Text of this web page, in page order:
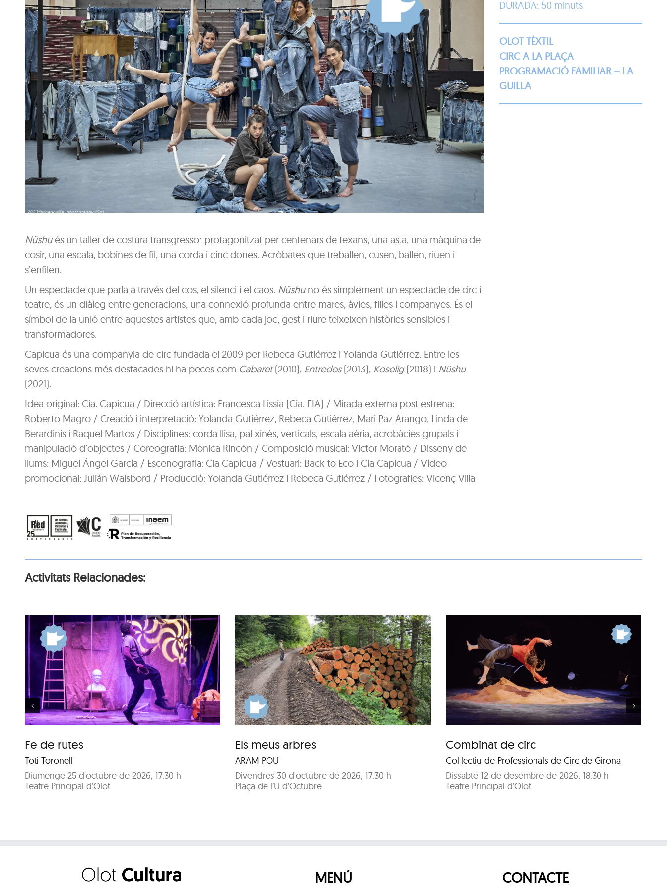
Nüshués un taller de costura transgressor protagonitzat per centenars de texans, una asta, una màquina de
cosir, una escala, bobines de fil, una corda i cinc dones. Acròbates que treballen, cusen, ballen, riuen i
s’enfilen.
Un espectacle que parla a través del cos, el silenci i el caos. Nüshuno és simplement un espectacle de circ i
teatre, és un diàleg entre generacions, una connexió profunda entre mares, àvies, filles i companyes. És el
símbol de la unió entre aquestes artistes que, amb cada joc, gest i riure teixeixen històries sensibles i
transformadores.
Capicua és una companyia de circ fundada el 2009 per Rebeca Gutiérrez i Yolanda Gutiérrez. Entre les
seves creacions més destacades hi ha peces com Cabaret(2010), Entredos(2013), Koselig(2018) i Nüshu
(2021).
Idea original: Cia. Capicua / Direcció artística: Francesca Lissia (Cia. EIA) / Mirada externa post estrena:
Roberto Magro / Creació i interpretació: Yolanda Gutiérrez, Rebeca Gutiérrez, Mari Paz Arango, Linda de
Berardinis i Raquel Martos / Disciplines: corda llisa, pal xinès, verticals, escala aèria, acrobàcies grupals i
manipulació d’objectes / Coreografia: Mònica Rincón / Composició musical: Víctor Morató / Disseny de
llums: Miguel Ángel García / Escenografia: Cia Capicua / Vestuari: Back to Eco i Cia Capicua / Vídeo
promocional: Julián Waisbord / Producció: Yolanda Gutiérrez i Rebeca Gutiérrez / Fotografies: Vicenç Villa
DURADA: 50 minuts
OLOT TÈXTIL
CIRC A LA PLAÇA
PROGRAMACIÓ FAMILIAR – LA
GUILLA
Activitats Relacionades:
Fe de rutes
Toti Toronell
Diumenge 25 d'octubre de 2026, 17.30 h
Teatre Principal d’Olot
Els meus arbres
Els meus arbres
ARAM POU
Divendres 30 d'octubre de 2026, 17.30 h
Plaça de l’U d’Octubre
Combinat de circ
Combinat de circ
Col·lectiu de Professionals de Circ de Girona
Dissabte 12 de desembre de 2026, 18.30 h
Teatre Principal d’Olot
El qui no parla…
MENÚ CONTACTE